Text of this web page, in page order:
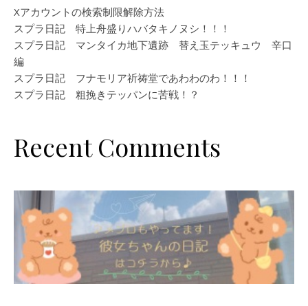
Xアカウントの検索制限解除方法
スプラ日記 特上舟盛りハバタキノヌシ！！！
スプラ日記 マンタイカ地下遺跡 替え玉テッキュウ 辛口
編
スプラ日記 フナモリア祈祷堂であわわのわ！！！
スプラ日記 粗挽きテッパンに苦戦！？
Recent Comments